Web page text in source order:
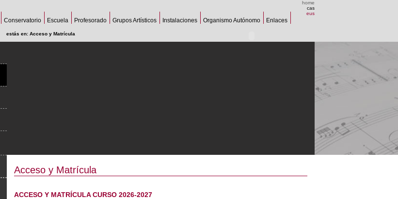
home
cas
eus
Conservatorio Escuela Profesorado Grupos Artísticos Instalaciones Organismo Autónomo Enlaces
estás en: Acceso y Matrícula
Acceso y Matrícula
ACCESO Y MATRÍCULA CURSO 2026-2027